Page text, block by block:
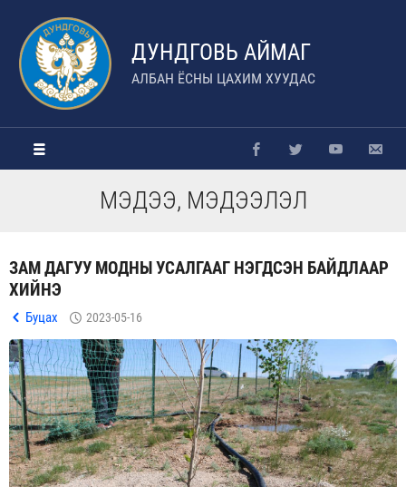
ДУНДГОВЬ АЙМАГ
АЛБАН ЁСНЫ ЦАХИМ ХУУДАС
МЭДЭЭ, МЭДЭЭЛЭЛ
ЗАМ ДАГУУ МОДНЫ УСАЛГААГ НЭГДСЭН БАЙДЛААР
ХИЙНЭ
Буцах 2023-05-16